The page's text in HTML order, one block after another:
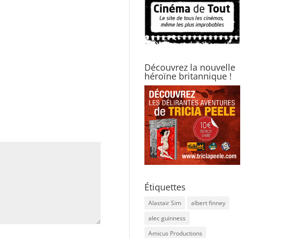
Découvrez la nouvelle
héroïne britannique !
Étiquettes
Alastair Sim
albert finney
alec guinness
Amicus Productions